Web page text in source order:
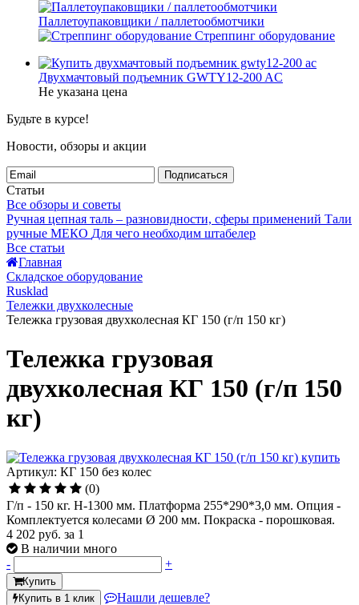
Паллетоупаковщики / паллетообмотчики
Стреппинг оборудование
Двухмачтовый подъемник GWTY12-200 AC
Не указана цена
Будьте в курсе!
Новости, обзоры и акции
Подписаться
Статьи
Все обзоры и советы
Ручная цепная таль – разновидности, сферы применений Тали
ручные МЕКО Для чего необходим штабелер
Все статьи
Главная
Складское оборудование
Rusklad
Тележки двухколесные
Тележка грузовая двухколесная КГ 150 (г/п 150 кг)
Тележка грузовая
двухколесная КГ 150 (г/п 150
кг)
Артикул: КГ 150 без колес
(0)
Г/п - 150 кг. Н-1300 мм. Платформа 255*290*3,0 мм. Опция -
Комплектуется колесами Ø 200 мм. Покраска - порошковая.
4 202 руб. за 1
В наличии много
-
+
Купить
Купить в 1 клик
Нашли дешевле?